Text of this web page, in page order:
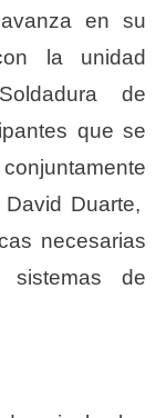
en su
la unidad
de
que se
Duarte,
necesarias
de